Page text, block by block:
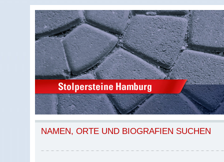
NAMEN, ORTE UND BIOGRAFIEN SUCHEN